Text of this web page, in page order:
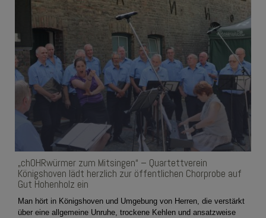
„chOHRwürmer zum Mitsingen“ – Quartettverein
Königshoven lädt herzlich zur öffentlichen Chorprobe auf
Gut Hohenholz ein
Man hört in Königshoven und Umgebung von Herren, die verstärkt
über eine allgemeine Unruhe, trockene Kehlen und ansatzweise